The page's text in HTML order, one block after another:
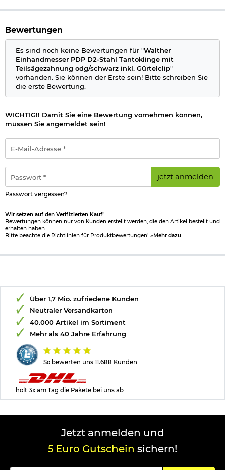
Öffnung: Daumenpin, demontierbar
Marke: Walther
Bestimmte Messer dürfen nicht überall geführt werden,
deshalb beachten Sie bitte folgendenInformationslink
dasFühren von Messern§42a.
Jahren - Dieser Artikel kann nur versendet werden, wenn Sie
uns einenAltersnachweiszusenden, sofern uns dieser noch
nicht vorliegt. (Bitte den Link:
Infos anklicken.)
Herstellerinformationen
Bewertungen
Es sind noch keine Bewertungen für "Walther
Einhandmesser PDP D2-Stahl Tantoklinge mit
Teilsägezahnung odg/schwarz inkl. Gürtelclip"
vorhanden. Sie können der Erste sein! Bitte schreiben Sie
die erste Bewertung.
WICHTIG!! Damit Sie eine Bewertung vornehmen können,
müssen Sie angemeldet sein!
Mail-
Adresse
*
jetzt anmelden
Passwort vergessen?
Wir setzen auf den Verifizierten Kauf!
Bewertungen können nur von Kunden erstellt werden, die den Artikel bestellt und
erhalten haben.
Bitte beachte die Richtlinien für Produktbewertungen! »Mehr dazu
So bewerten uns 11.688 Kunden
Über 1,7 Mio. zufriedene Kunden
Neutraler Versandkarton
40.000 Artikel im Sortiment
Mehr als 40 Jahre Erfahrung
holt 3x am Tag die Pakete bei uns ab
Jetzt anmelden und
5 Euro Gutschein sichern!